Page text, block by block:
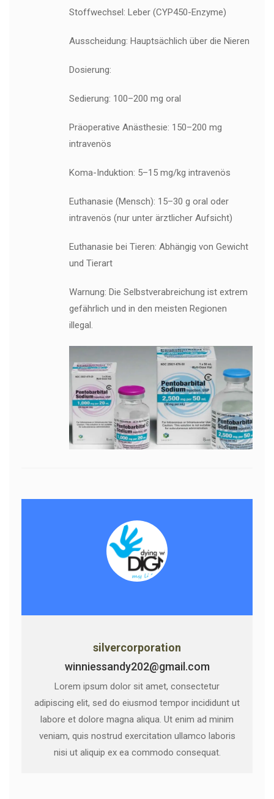
Stoffwechsel: Leber (CYP450-Enzyme)
Ausscheidung: Hauptsächlich über die Nieren
Dosierung:
Sedierung: 100–200 mg oral
Präoperative Anästhesie: 150–200 mg
intravenös
Koma-Induktion: 5–15 mg/kg intravenös
Euthanasie (Mensch): 15–30 g oral oder
intravenös (nur unter ärztlicher Aufsicht)
Euthanasie bei Tieren: Abhängig von Gewicht
und Tierart
Warnung: Die Selbstverabreichung ist extrem
gefährlich und in den meisten Regionen
illegal.
silvercorporation
winniessandy202@gmail.com
Lorem ipsum dolor sit amet, consectetur
adipiscing elit, sed do eiusmod tempor incididunt ut
labore et dolore magna aliqua. Ut enim ad minim
veniam, quis nostrud exercitation ullamco laboris
nisi ut aliquip ex ea commodo consequat.